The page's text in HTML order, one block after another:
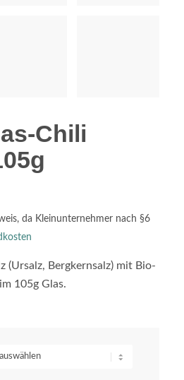
Chili
da Kleinunternehmer nach §6
(Ursalz, Bergkernsalz) mit Bio-
105g Glas.